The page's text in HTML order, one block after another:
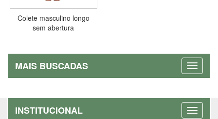
Colete masculino longo
sem abertura
MAIS BUSCADAS
INSTITUCIONAL